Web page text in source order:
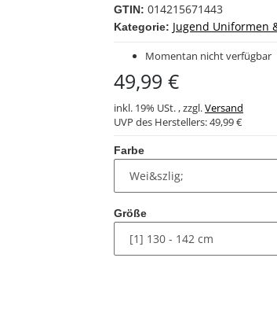
GTIN: 014215671443
Kategorie: Jugend Uniformen
Momentan nicht verfügbar
49,99 €
inkl. 19% USt. , zzgl.Versand
UVP des Herstellers:49,99 €
Farbe
Größe